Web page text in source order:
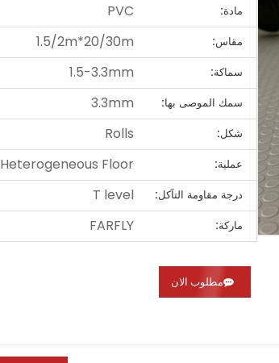
مادة: PVC
مقاس: 1.5/2m*20/30m
سماكة: 1.5-3.3mm
سمك الموصى بها: 3.3mm
شكل: Rolls
عملية: Heterogeneous Floor
درجة مقاومة التآكل: T level
ماركة: FARFLY
مطلوب الان